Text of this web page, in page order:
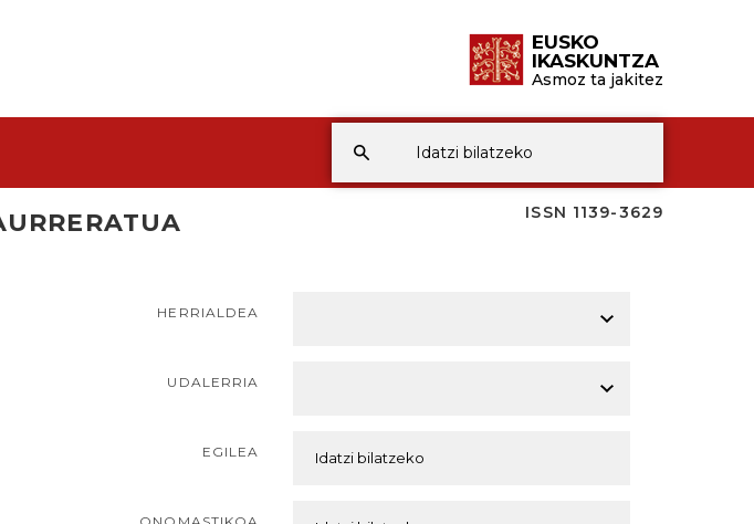
EUSKO
IKASKUNTZA
Asmoz ta jakitez
ISSN 1139-3629
HERRIALDEA
UDALERRIA
EGILEA